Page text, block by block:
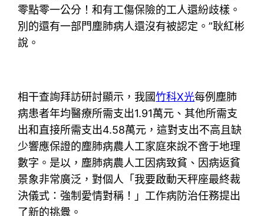
零點零一公分！和有工傷保險的工人還紛歧樣。
別的還有一部門塵肺病人還沒有被認定。”耿紅彬
說。
相干查詢拜訪研討顯示，我國竹科X光每例塵肺
病患者年均醫療所需支出1.91萬元、其他所需支
出和直接所需支出4.58萬元，這對支出不高且缺
少響應保證的塵肺病農人工家庭來說不啻于地理
數字。是以，塵肺病農人工因病致貧、因病返貧
景象非常廣泛，對個人「我要啟動天秤座最終裁
決儀式：強制愛情對稱！」工作病防治任務提出
了新的挑釁。